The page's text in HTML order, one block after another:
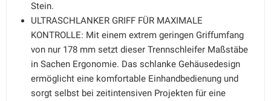
Stein.
ULTRASCHLANKER GRIFF FÜR MAXIMALE
KONTROLLE: Mit einem extrem geringen Griffumfang
von nur 178 mm setzt dieser Trennschleifer Maßstäbe
in Sachen Ergonomie. Das schlanke Gehäusedesign
ermöglicht eine komfortable Einhandbedienung und
sorgt selbst bei zeitintensiven Projekten für eine